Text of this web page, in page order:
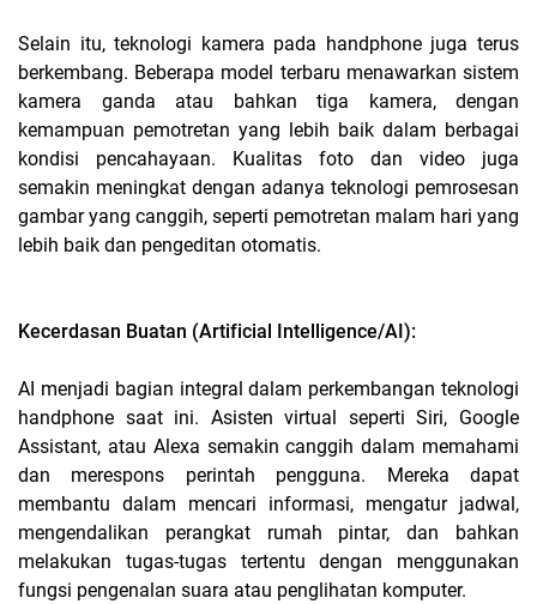
Selain itu, teknologi kamera pada handphone juga terus
berkembang. Beberapa model terbaru menawarkan sistem
kamera ganda atau bahkan tiga kamera, dengan
kemampuan pemotretan yang lebih baik dalam berbagai
kondisi pencahayaan. Kualitas foto dan video juga
semakin meningkat dengan adanya teknologi pemrosesan
gambar yang canggih, seperti pemotretan malam hari yang
lebih baik dan pengeditan otomatis.
Kecerdasan Buatan (Artificial Intelligence/AI):
AI menjadi bagian integral dalam perkembangan teknologi
handphone saat ini. Asisten virtual seperti Siri, Google
Assistant, atau Alexa semakin canggih dalam memahami
dan merespons perintah pengguna. Mereka dapat
membantu dalam mencari informasi, mengatur jadwal,
mengendalikan perangkat rumah pintar, dan bahkan
melakukan tugas-tugas tertentu dengan menggunakan
fungsi pengenalan suara atau penglihatan komputer.